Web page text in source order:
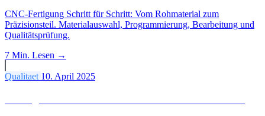
CNC-Fertigung Schritt für Schritt: Vom Rohmaterial zum
Präzisionsteil. Materialauswahl, Programmierung, Bearbeitung und
Qualitätsprüfung.
7 Min. Lesen →
Qualitaet 10. April 2025